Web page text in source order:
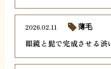
眼鏡と髭で完成させる渋
2026.02.11 薄毛